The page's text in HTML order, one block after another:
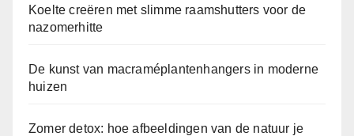
Koelte creëren met slimme raamshutters voor de
nazomerhitte
De kunst van macraméplantenhangers in moderne
huizen
Zomer detox: hoe afbeeldingen van de natuur je